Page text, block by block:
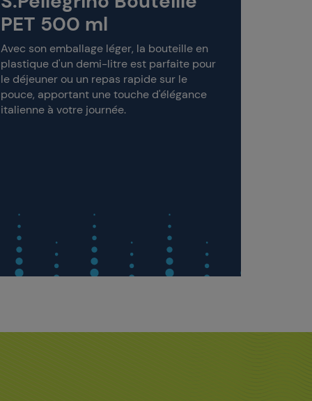
PET 500 ml
Avec son emballage léger, la bouteille en
plastique d'un demi-litre est parfaite pour
le déjeuner ou un repas rapide sur le
pouce, apportant une touche d'élégance
italienne à votre journée.